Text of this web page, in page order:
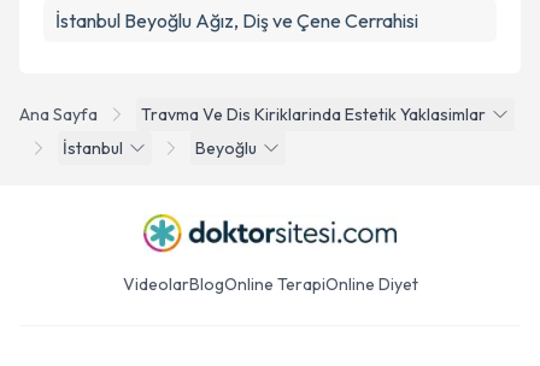
Ana Sayfa
Travma Ve Dis Kiriklarinda Estetik Yaklasimlar
İstanbul
Beyoğlu
İstanbul Beyoğlu Ağız, Diş ve Çene Cerrahisi
VideolarBlogOnline TerapiOnline Diyet